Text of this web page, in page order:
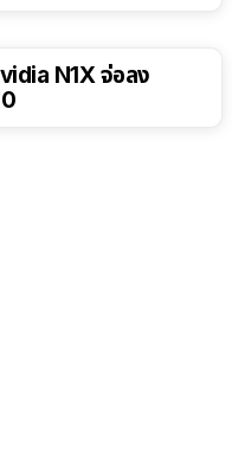
N1X จ่อลง